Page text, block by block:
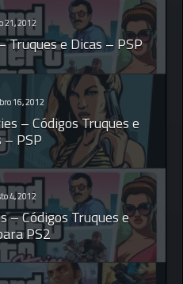
21, 2012
Truques e Dicas – PSP
16, 2012
– Códigos Truques e
– PSP
4, 2012
– Códigos Truques e
PS2